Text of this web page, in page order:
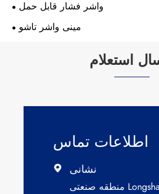
واشر فشار قابل حمل
مینی واشر تاشو
استعلام
اطلاعات تماس
 نشانی
منطقه صنعتی Longshan